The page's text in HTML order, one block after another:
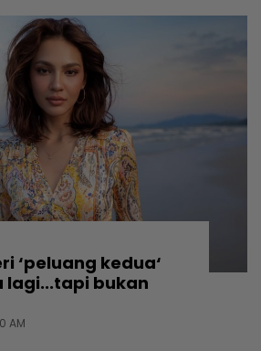
‘peluang kedua‘
lagi...tapi bukan
AM